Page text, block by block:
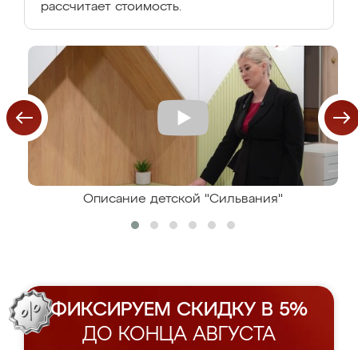
рассчитает стоимость.
Описание детской "Сильвания"
ФИКСИРУЕМ СКИДКУ В 5%
ДО КОНЦА АВГУСТА